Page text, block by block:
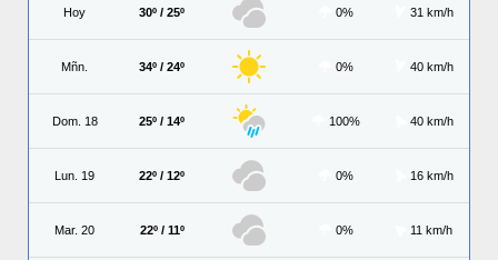
Hoy 30º / 25º 0% 31 km/h
Mñn. 34º / 24º 0% 40 km/h
Dom. 18 25º / 14º 100% 40 km/h
Lun. 19 22º / 12º 0% 16 km/h
Mar. 20 22º / 11º 0% 11 km/h